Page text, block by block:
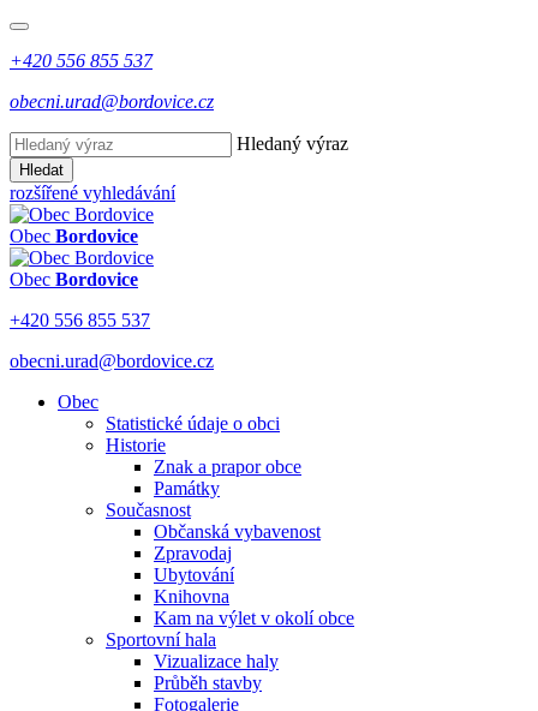
+420 556 855 537
obecni.urad@bordovice.cz
Hledaný výraz
Hledat
rozšířené vyhledávání
Obec Bordovice
Obec Bordovice
+420 556 855 537
obecni.urad@bordovice.cz
Obec
Statistické údaje o obci
Historie
Znak a prapor obce
Památky
Současnost
Občanská vybavenost
Zpravodaj
Ubytování
Knihovna
Kam na výlet v okolí obce
Sportovní hala
Vizualizace haly
Průběh stavby
Fotogalerie